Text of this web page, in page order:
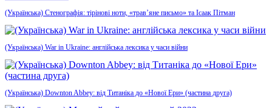
(Українська) Стенографія: тірінові ноти, «трав’яне письмо» та Ісаак Пітман
(Українська) War in Ukraine: англійська лексика у часи війни
(Українська) Downton Abbey: від Титаніка до «Нової Ери» (частина друга)